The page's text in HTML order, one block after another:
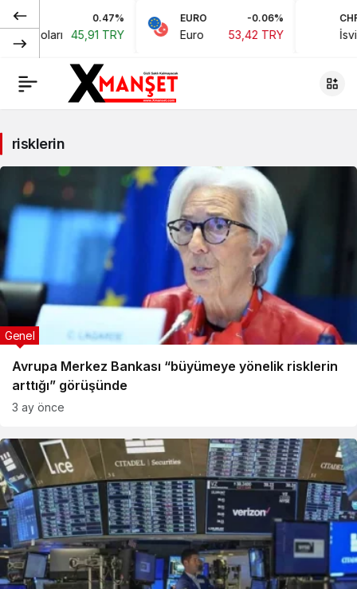
0.47%
Doları 45,91 TRY
EURO -0.06%
Euro 53,42 TRY
CHF
risklerin
Avrupa Merkez Bankası “büyümeye yönelik risklerin
arttığı” görüşünde
Genel
3 ay önce